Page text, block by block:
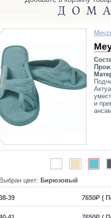
и
Выбран цвет: Бирюзовый
39 7650 (